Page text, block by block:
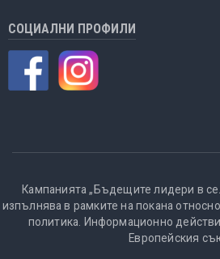
СОЦИАЛНИ ПРОФИЛИ
Кампанията „Бъдещите лидери в
изпълнява в рамките на покана
политика. Информационно
Европейския